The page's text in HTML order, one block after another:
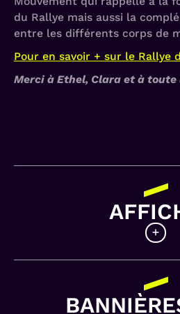
du Rallye mais aussi la
entre les différents corps de
Pour en savoir + sur le Rallye
Merci à Ethel, Clara et à toute
Dans la lignée des